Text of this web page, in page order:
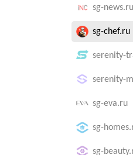
sg-news.ru
sg-chef.ru
serenity-
serenity-
sg-eva.ru
sg-
sg-